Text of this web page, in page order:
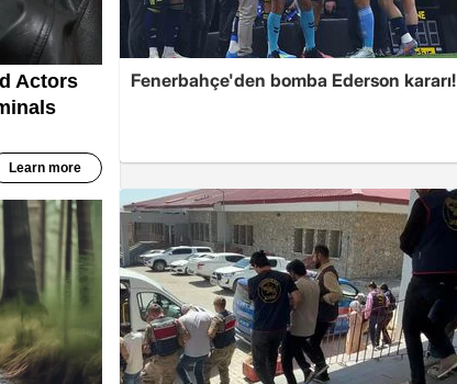
Fenerbahçe'den bomba Ederson kararı!